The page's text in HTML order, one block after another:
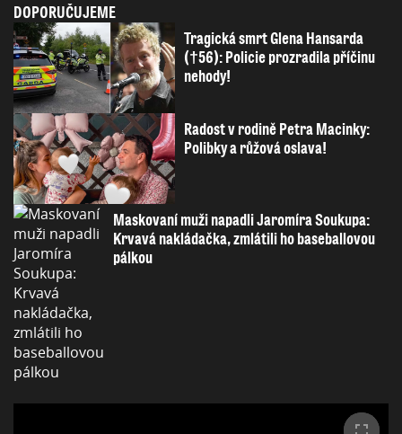
DOPORUČUJEME
Tragická smrt Glena Hansarda
(†56): Policie prozradila příčinu
nehody!
Radost v rodině Petra Macinky:
Polibky a růžová oslava!
Maskovaní muži napadli Jaromíra Soukupa:
Krvavá nakládačka, zmlátili ho baseballovou
pálkou